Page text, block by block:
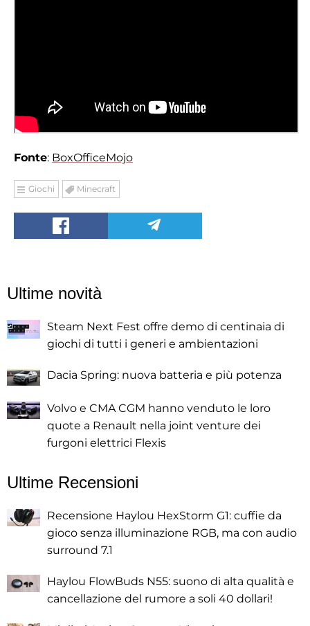
Fonte: BoxOfficeMojo
Giochi Minecraft
Ultime novità
Steam Next Fest offre demo di centinaia di
giochi di tutti i generi e ambientazioni
Dacia Spring: nuova batteria e più potenza
Volvo e CMA CGM hanno venduto le loro
quote a Renault nella joint venture dei
furgoni elettrici Flexis
Ultime Recensioni
Recensione Haylou HexStorm G1: cuffie da
gioco senza illuminazione RGB, ma con audio
surround 7.1
Haylou FlowBuds N55: suono di alta qualità e
cancellazione del rumore a soli 40 dollari!